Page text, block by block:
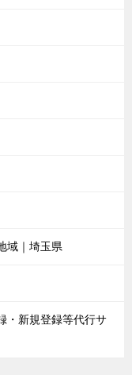
域｜埼玉県
・新規登録等代行サ